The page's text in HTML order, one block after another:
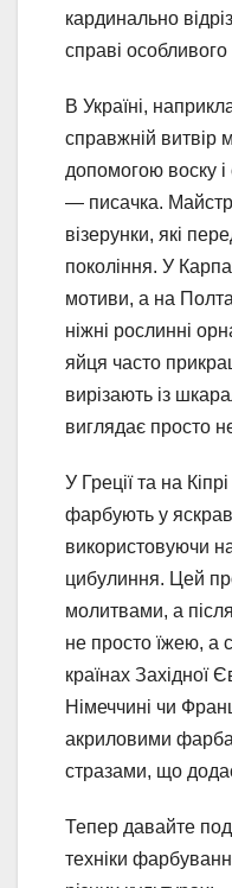
кардинально
справі
В Україні,
справжній витвір
допомогою воску і
— писачка.
візерунки, які
покоління. У
мотиви, а на
ніжні рослинні
яйця часто
вирізають із
виглядає просто
У Греції та на
фарбують у
використовуючи
цибулиння. Цей
молитвами, а
не просто їжею,
країнах Західної
Німеччині чи
акриловими
стразами, що
Тепер давайте
техніки